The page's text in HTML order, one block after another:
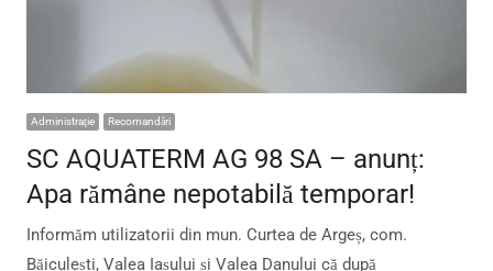
Administraţie Recomandări
SC AQUATERM AG 98 SA – anunț:
Apa rămâne nepotabilă temporar!
Informăm utilizatorii din mun. Curtea de Argeș, com.
Băiculești, Valea Iașului și Valea Danului că după